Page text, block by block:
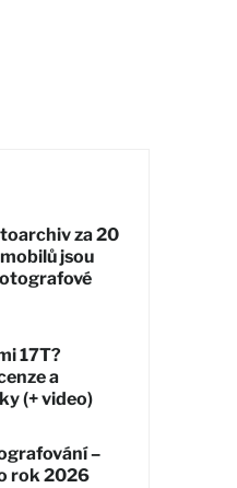
za 20
jsou
17T?
a
(+ video)
–
rok 2026